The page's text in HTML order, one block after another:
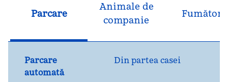
Parcare
Animale de
companie
Fumători
Parcare
automată
Din partea casei